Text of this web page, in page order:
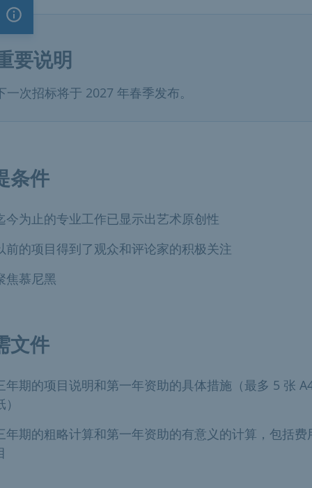
重要说明
要说明
一次招标将于 2027 年春季发布。
条件
今为止的专业工作已显示出艺术原创性
前的项目得到了观众和评论家的积极关注
焦慕尼黑
文件
年期的项目说明和第一年资助的具体措施（最多 5 张
年期的粗略计算和第一年资助的有意义的计算，包括费